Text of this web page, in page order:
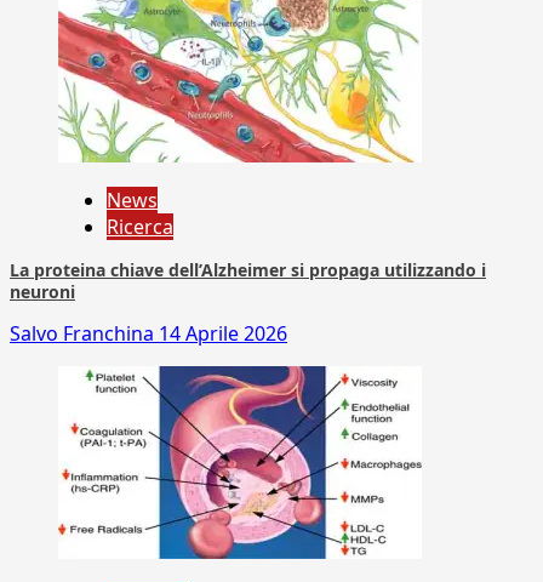
News
Ricerca
La proteina chiave dell’Alzheimer si propaga utilizzando i
neuroni
Salvo Franchina 14 Aprile 2026